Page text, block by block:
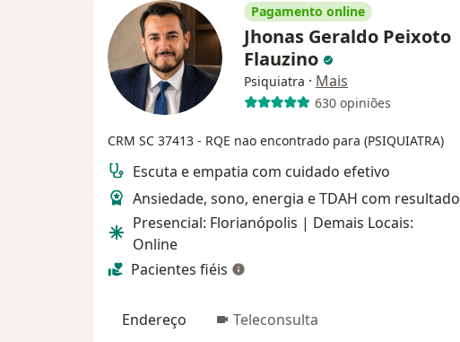
Pagamento online
Jhonas Geraldo Peixoto
Flauzino
Psiquiatra · Mais
630 opiniões
CRM SC 37413 - RQE nao encontrado para (PSIQUIATRA)
Escuta e empatia com cuidado efetivo
Ansiedade, sono, energia e TDAH com resultado
Presencial: Florianópolis | Demais Locais:
Online
Pacientes fiéis
Endereço Teleconsulta